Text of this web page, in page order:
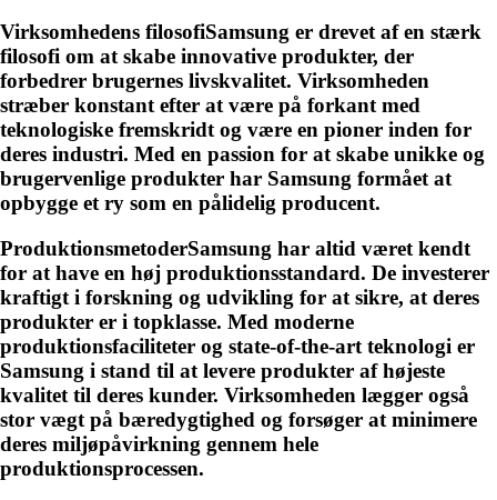
Virksomhedens filosofiSamsung er drevet af en stærk
filosofi om at skabe innovative produkter, der
forbedrer brugernes livskvalitet. Virksomheden
stræber konstant efter at være på forkant med
teknologiske fremskridt og være en pioner inden for
deres industri. Med en passion for at skabe unikke og
brugervenlige produkter har Samsung formået at
opbygge et ry som en pålidelig producent.
ProduktionsmetoderSamsung har altid været kendt
for at have en høj produktionsstandard. De investerer
kraftigt i forskning og udvikling for at sikre, at deres
produkter er i topklasse. Med moderne
produktionsfaciliteter og state-of-the-art teknologi er
Samsung i stand til at levere produkter af højeste
kvalitet til deres kunder. Virksomheden lægger også
stor vægt på bæredygtighed og forsøger at minimere
deres miljøpåvirkning gennem hele
produktionsprocessen.